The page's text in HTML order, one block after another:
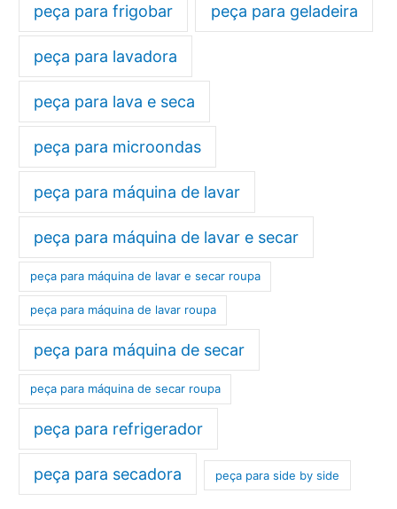
peça para frigobar peça para geladeira
peça para lavadora
peça para lava e seca
peça para microondas
peça para máquina de lavar
peça para máquina de lavar e secar
peça para máquina de lavar e secar roupa
peça para máquina de lavar roupa
peça para máquina de secar
peça para máquina de secar roupa
peça para refrigerador
peça para secadora peça para side by side